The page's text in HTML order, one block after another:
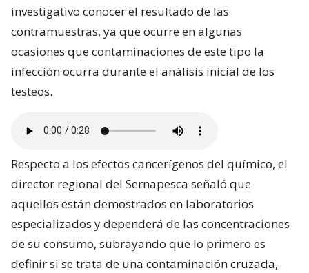
investigativo conocer el resultado de las
contramuestras, ya que ocurre en algunas
ocasiones que contaminaciones de este tipo la
infección ocurra durante el análisis inicial de los
testeos.
Respecto a los efectos cancerígenos del químico, el
director regional del Sernapesca señaló que
aquellos están demostrados en laboratorios
especializados y dependerá de las concentraciones
de su consumo, subrayando que lo primero es
definir si se trata de una contaminación cruzada,